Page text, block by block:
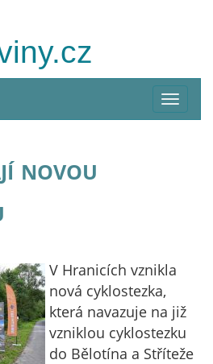
menu
novou
V Hranicích vznikla
nová cyklostezka,
která navazuje na již
vzniklou cyklostezku
do Bělotína a Stříteže